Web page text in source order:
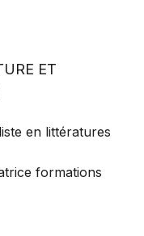
ET
en littératures
formations